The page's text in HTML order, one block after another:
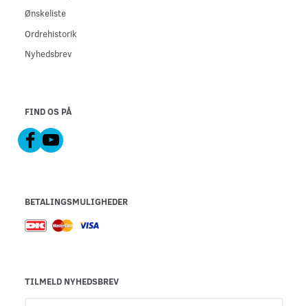
Ønskeliste
Ordrehistorik
Nyhedsbrev
FIND OS PÅ
BETALINGSMULIGHEDER
TILMELD NYHEDSBREV